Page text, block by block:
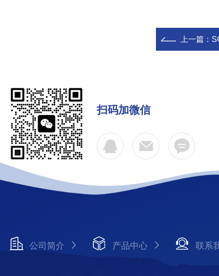
上一篇：
扫码加微信
公司简介 产品中心 联系